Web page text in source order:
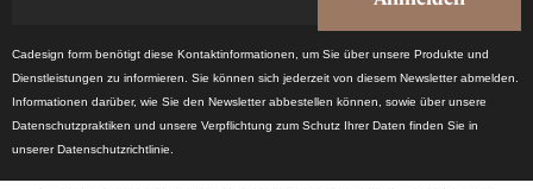
Cadesign form benötigt diese Kontaktinformationen, um Sie über unsere Produkte und
Dienstleistungen zu informieren. Sie können sich jederzeit von diesem Newsletter abmelden.
Informationen darüber, wie Sie den Newsletter abbestellen können, sowie über unsere
Datenschutzpraktiken und unsere Verpflichtung zum Schutz Ihrer Daten finden Sie in
unserer Datenschutzrichtlinie.